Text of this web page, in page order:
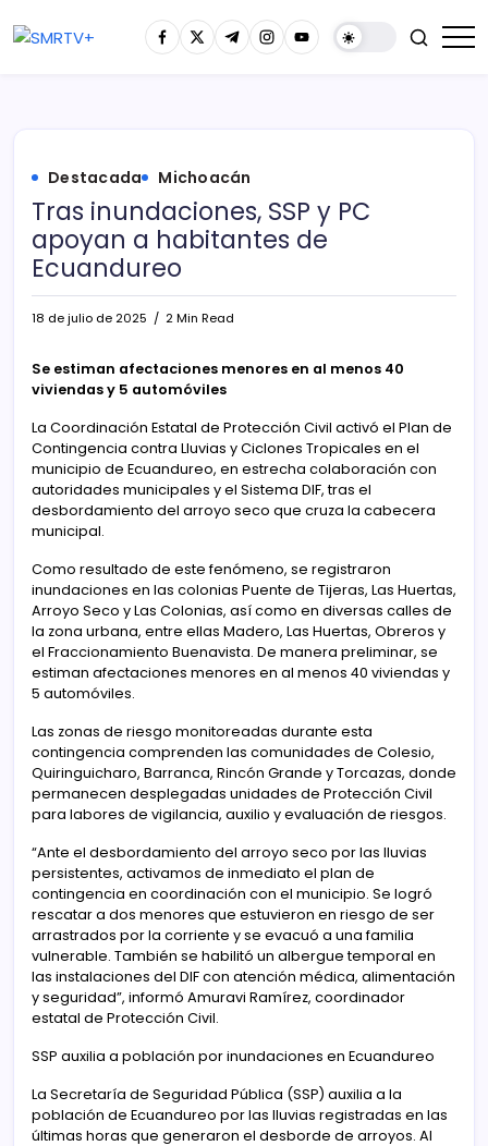
Destacada Michoacán
Tras inundaciones, SSP y PC
apoyan a habitantes de
Ecuandureo
18 de julio de 2025 2 Min Read
Se estiman afectaciones menores en al menos 40
viviendas y 5 automóviles
La Coordinación Estatal de Protección Civil activó el Plan de
Contingencia contra Lluvias y Ciclones Tropicales en el
municipio de Ecuandureo, en estrecha colaboración con
autoridades municipales y el Sistema DIF, tras el
desbordamiento del arroyo seco que cruza la cabecera
municipal.
Como resultado de este fenómeno, se registraron
inundaciones en las colonias Puente de Tijeras, Las Huertas,
Arroyo Seco y Las Colonias, así como en diversas calles de
la zona urbana, entre ellas Madero, Las Huertas, Obreros y
el Fraccionamiento Buenavista. De manera preliminar, se
estiman afectaciones menores en al menos 40 viviendas y
5 automóviles.
Las zonas de riesgo monitoreadas durante esta
contingencia comprenden las comunidades de Colesio,
Quiringuicharo, Barranca, Rincón Grande y Torcazas, donde
permanecen desplegadas unidades de Protección Civil
para labores de vigilancia, auxilio y evaluación de riesgos.
“Ante el desbordamiento del arroyo seco por las lluvias
persistentes, activamos de inmediato el plan de
contingencia en coordinación con el municipio. Se logró
rescatar a dos menores que estuvieron en riesgo de ser
arrastrados por la corriente y se evacuó a una familia
vulnerable. También se habilitó un albergue temporal en
las instalaciones del DIF con atención médica, alimentación
y seguridad”, informó Amuravi Ramírez, coordinador
estatal de Protección Civil.
SSP auxilia a población por inundaciones en Ecuandureo
La Secretaría de Seguridad Pública (SSP) auxilia a la
población de Ecuandureo por las lluvias registradas en las
últimas horas que generaron el desborde de arroyos. Al